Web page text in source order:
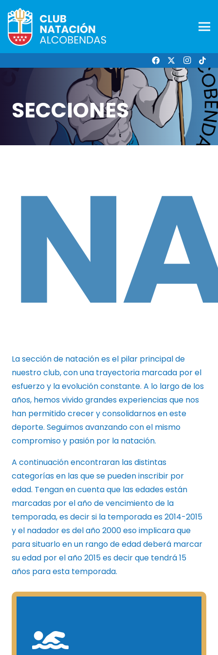
SECCIONES
La sección de natación es el pilar principal de
nuestro club, con una trayectoria marcada por el
esfuerzo y la evolución constante. A lo largo de los
años, hemos vivido grandes experiencias que nos
han permitido crecer y consolidarnos en este
deporte. Seguimos avanzando con el mismo
compromiso y pasión por la natación.
A continuación encontraran las distintas
categorías en las que se pueden inscribir por
edad. Tengan en cuenta que las edades están
marcadas por el año de vencimiento de la
temporada, es decir si la temporada es 2014-2015
y el nadador es del año 2000 eso implicara que
para situarlo en un rango de edad deberá marcar
su edad por el año 2015 es decir que tendrá 15
años para esta temporada.